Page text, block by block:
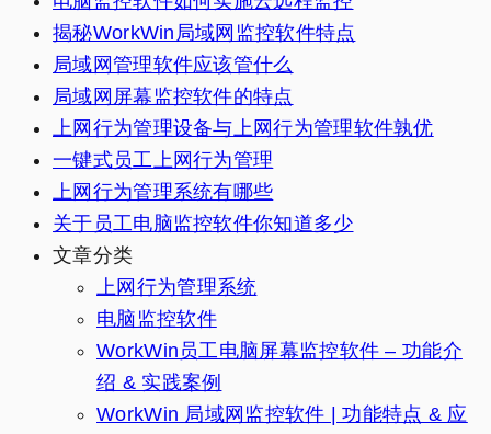
揭秘WorkWin局域网监控软件特点
局域网管理软件应该管什么
局域网屏幕监控软件的特点
上网行为管理设备与上网行为管理软件孰优
一键式员工上网行为管理
上网行为管理系统有哪些
关于员工电脑监控软件你知道多少
文章分类
上网行为管理系统
电脑监控软件
WorkWin员工电脑屏幕监控软件 – 功能介
绍 & 实践案例
WorkWin 局域网监控软件 | 功能特点 & 应